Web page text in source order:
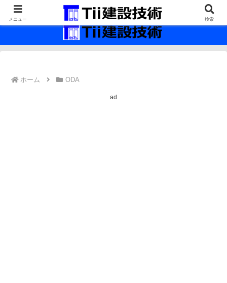
最新の建設技術の情報インフラ。
ホーム ODA
ad
メニュー 検索